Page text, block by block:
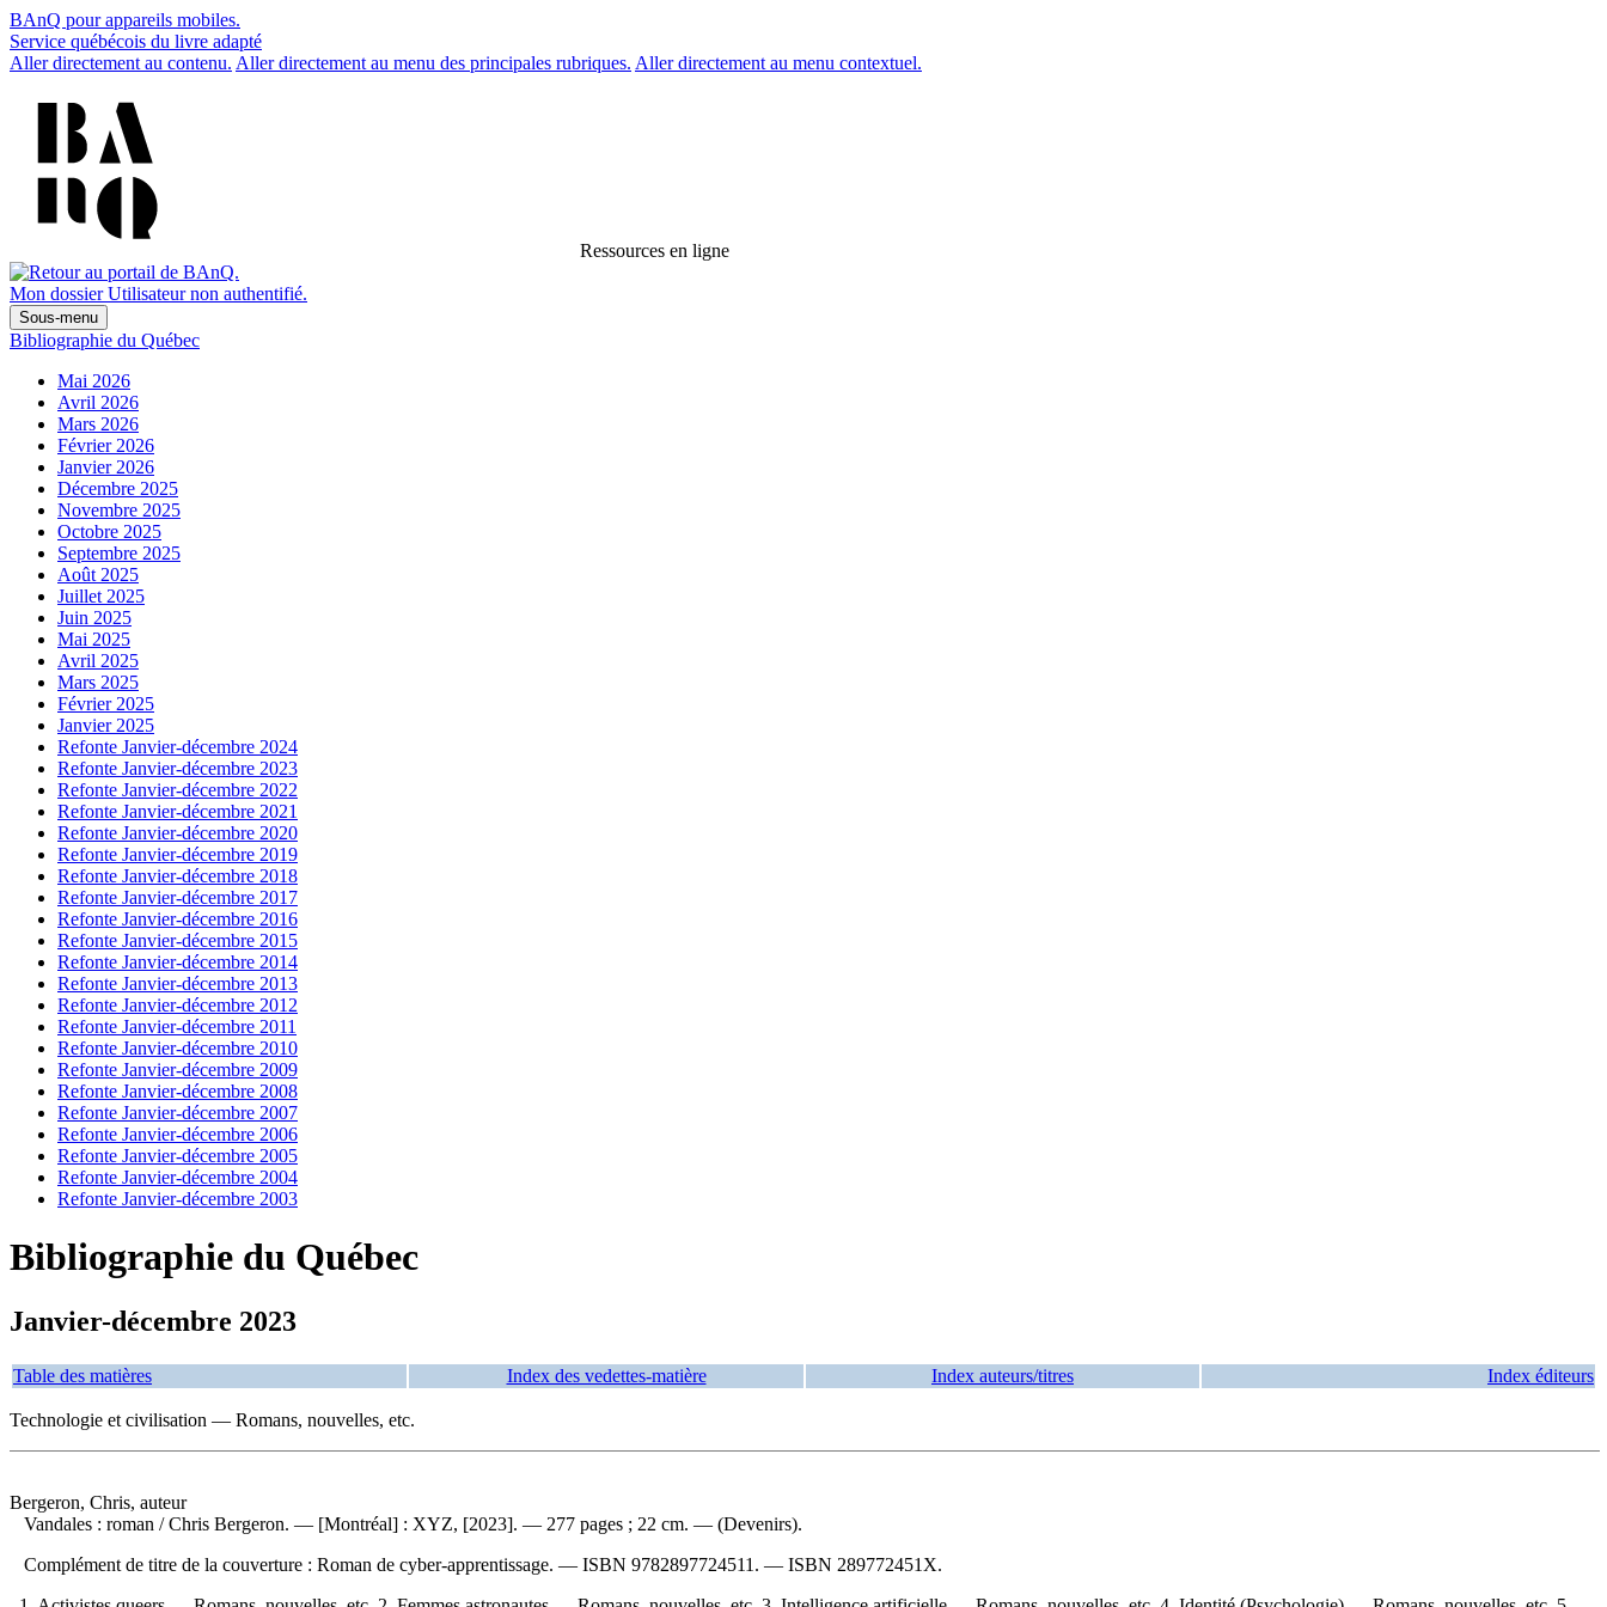
BAnQ pour appareils mobiles.
Service québécois du livre adapté
Aller directement au contenu. Aller directement au menu des principales rubriques. Aller directement au menu contextuel.
Ressources en ligne
Mon dossier Utilisateur non authentifié.
Sous-menu
Bibliographie du Québec
Mai 2026
Avril 2026
Mars 2026
Février 2026
Janvier 2026
Décembre 2025
Novembre 2025
Octobre 2025
Septembre 2025
Août 2025
Juillet 2025
Juin 2025
Mai 2025
Avril 2025
Mars 2025
Février 2025
Janvier 2025
Refonte Janvier-décembre 2024
Refonte Janvier-décembre 2023
Refonte Janvier-décembre 2022
Refonte Janvier-décembre 2021
Refonte Janvier-décembre 2020
Refonte Janvier-décembre 2019
Refonte Janvier-décembre 2018
Refonte Janvier-décembre 2017
Refonte Janvier-décembre 2016
Refonte Janvier-décembre 2015
Refonte Janvier-décembre 2014
Refonte Janvier-décembre 2013
Refonte Janvier-décembre 2012
Refonte Janvier-décembre 2011
Refonte Janvier-décembre 2010
Refonte Janvier-décembre 2009
Refonte Janvier-décembre 2008
Refonte Janvier-décembre 2007
Refonte Janvier-décembre 2006
Refonte Janvier-décembre 2005
Refonte Janvier-décembre 2004
Refonte Janvier-décembre 2003
Bibliographie du Québec
Janvier-décembre 2023
Table des matières Index des vedettes-matière Index auteurs/titres Index éditeurs
Technologie et civilisation — Romans, nouvelles, etc.
Bergeron, Chris, auteur
Vandales : roman / Chris Bergeron. — [Montréal] : XYZ, [2023]. — 277 pages ; 22 cm. — (Devenirs).
Complément de titre de la couverture : Roman de cyber-apprentissage. — ISBN 9782897724511 . — ISBN 289772451X.